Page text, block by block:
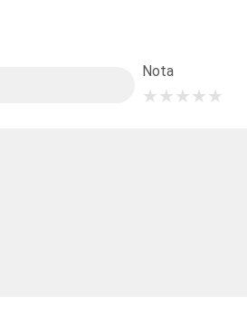
Nota
★
★
★
★
★